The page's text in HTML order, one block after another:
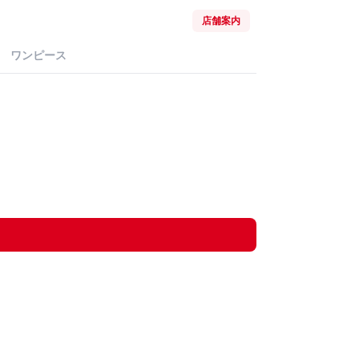
店舗案内
ワンピース